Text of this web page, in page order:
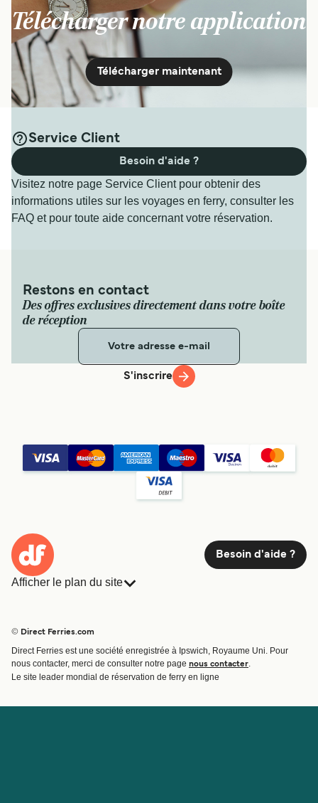
Télécharger notre application
Télécharger maintenant
Service Client
Visitez notre page Service Client pour obtenir des
informations utiles sur les voyages en ferry, consulter les
FAQ et pour toute aide concernant votre réservation.
Besoin d'aide ?
Restons en contact
Des offres exclusives directement dans votre boîte
de réception
S'inscrire
Besoin d'aide ?
Afficher le plan du site
Traversées et ports
Billet de bateau
© Direct Ferries.com
Direct Ferries est une société enregistrée à Ipswich, Royaume Uni. Pour
nous contacter, merci de consulter notre page nous contacter
Le site leader mondial de réservation de ferry en ligne